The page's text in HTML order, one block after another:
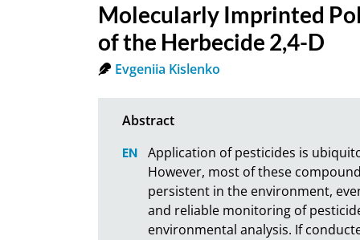
Molecularly Imprinted
of the Herbecide 2,4-D
Evgeniia Kislenko
Application of pesticides is
However, most of these
persistent in the environment,
and reliable monitoring of
environmental analysis. If